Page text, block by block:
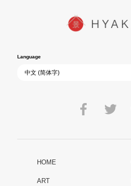
Language
HOME
ART